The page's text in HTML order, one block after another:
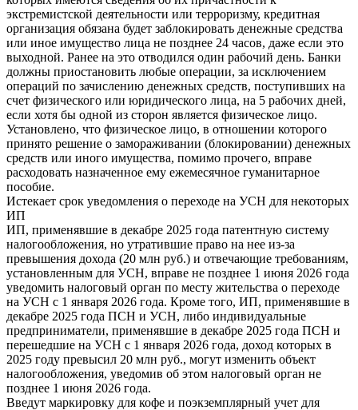
экстремистской деятельности или терроризму, кредитная
организация обязана будет заблокировать денежные средства
или иное имущество лица не позднее 24 часов, даже если это
выходной. Ранее на это отводился один рабочий день. Банки
должны приостановить любые операции, за исключением
операций по зачислению денежных средств, поступивших на
счет физического или юридического лица, на 5 рабочих дней,
если хотя бы одной из сторон является физическое лицо.
Установлено, что физическое лицо, в отношении которого
принято решение о замораживании (блокировании) денежных
средств или иного имущества, помимо прочего, вправе
расходовать назначенное ему ежемесячное гуманитарное
пособие.
Истекает срок уведомления о переходе на УСН для некоторых
ИП
ИП, применявшие в декабре 2025 года патентную систему
налогообложения, но утратившие право на нее из-за
превышения дохода (20 млн руб.) и отвечающие требованиям,
установленным для УСН, вправе не позднее 1 июня 2026 года
уведомить налоговый орган по месту жительства о переходе
на УСН с 1 января 2026 года. Кроме того, ИП, применявшие в
декабре 2025 года ПСН и УСН, либо индивидуальные
предприниматели, применявшие в декабре 2025 года ПСН и
перешедшие на УСН с 1 января 2026 года, доход которых в
2025 году превысил 20 млн руб., могут изменить объект
налогообложения, уведомив об этом налоговый орган не
позднее 1 июня 2026 года.
Введут маркировку для кофе и поэкземплярный учет для